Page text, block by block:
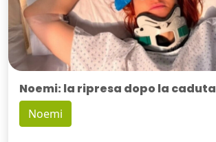
Noemi: la ripresa dopo la caduta
Noemi